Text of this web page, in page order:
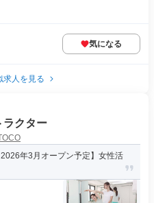
気になる
求人を見る
ラクター
年3月オープン予定】女性活